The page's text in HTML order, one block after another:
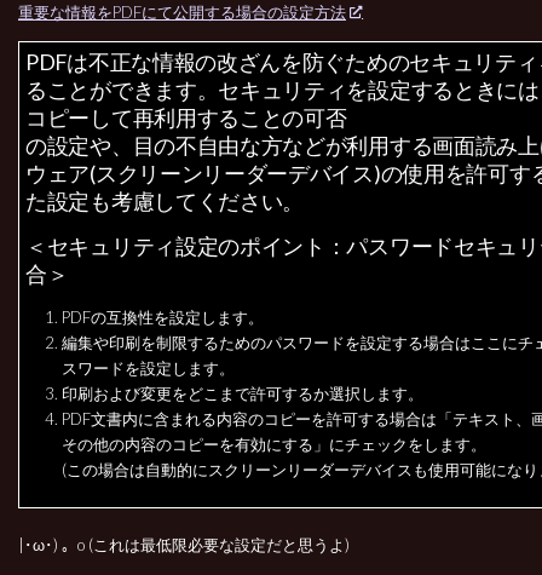
重要な情報をPDFにて公開する場合の設定方法
PDFは不正な情報の改ざんを防ぐためのセキュリテ
ることができます。セキュリティを設定するときに
コピーして再利用することの可否
の設定や、目の不自由な方などが利用する画面読み
ウェア(スクリーンリーダーデバイス)の使用を許可す
た設定も考慮してください。
＜セキュリティ設定のポイント：パスワードセキュ
合＞
PDFの互換性を設定します。
編集や印刷を制限するためのパスワードを設定する場合はここにチ
スワードを設定します。
印刷および変更をどこまで許可するか選択します。
PDF文書内に含まれる内容のコピーを許可する場合は「テキスト、
その他の内容のコピーを有効にする」にチェックをします。
(この場合は自動的にスクリーンリーダーデバイスも使用可能になり
|･ω･) 。o (これは最低限必要な設定だと思うよ)